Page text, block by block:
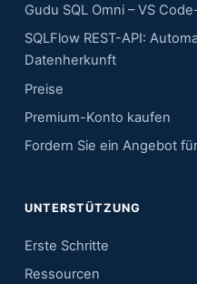
Gudu SQL Omni – VS
SQLFlow REST-API:
Datenherkunft
Preise
Premium-Konto kaufen
Fordern Sie ein Angebot
UNTERSTÜTZUNG
Erste Schritte
Ressourcen